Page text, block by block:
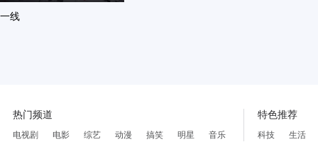
一线
热门频道
电视剧 电影 综艺 动漫 搞笑 明星 音乐
特色推荐
科技
生活